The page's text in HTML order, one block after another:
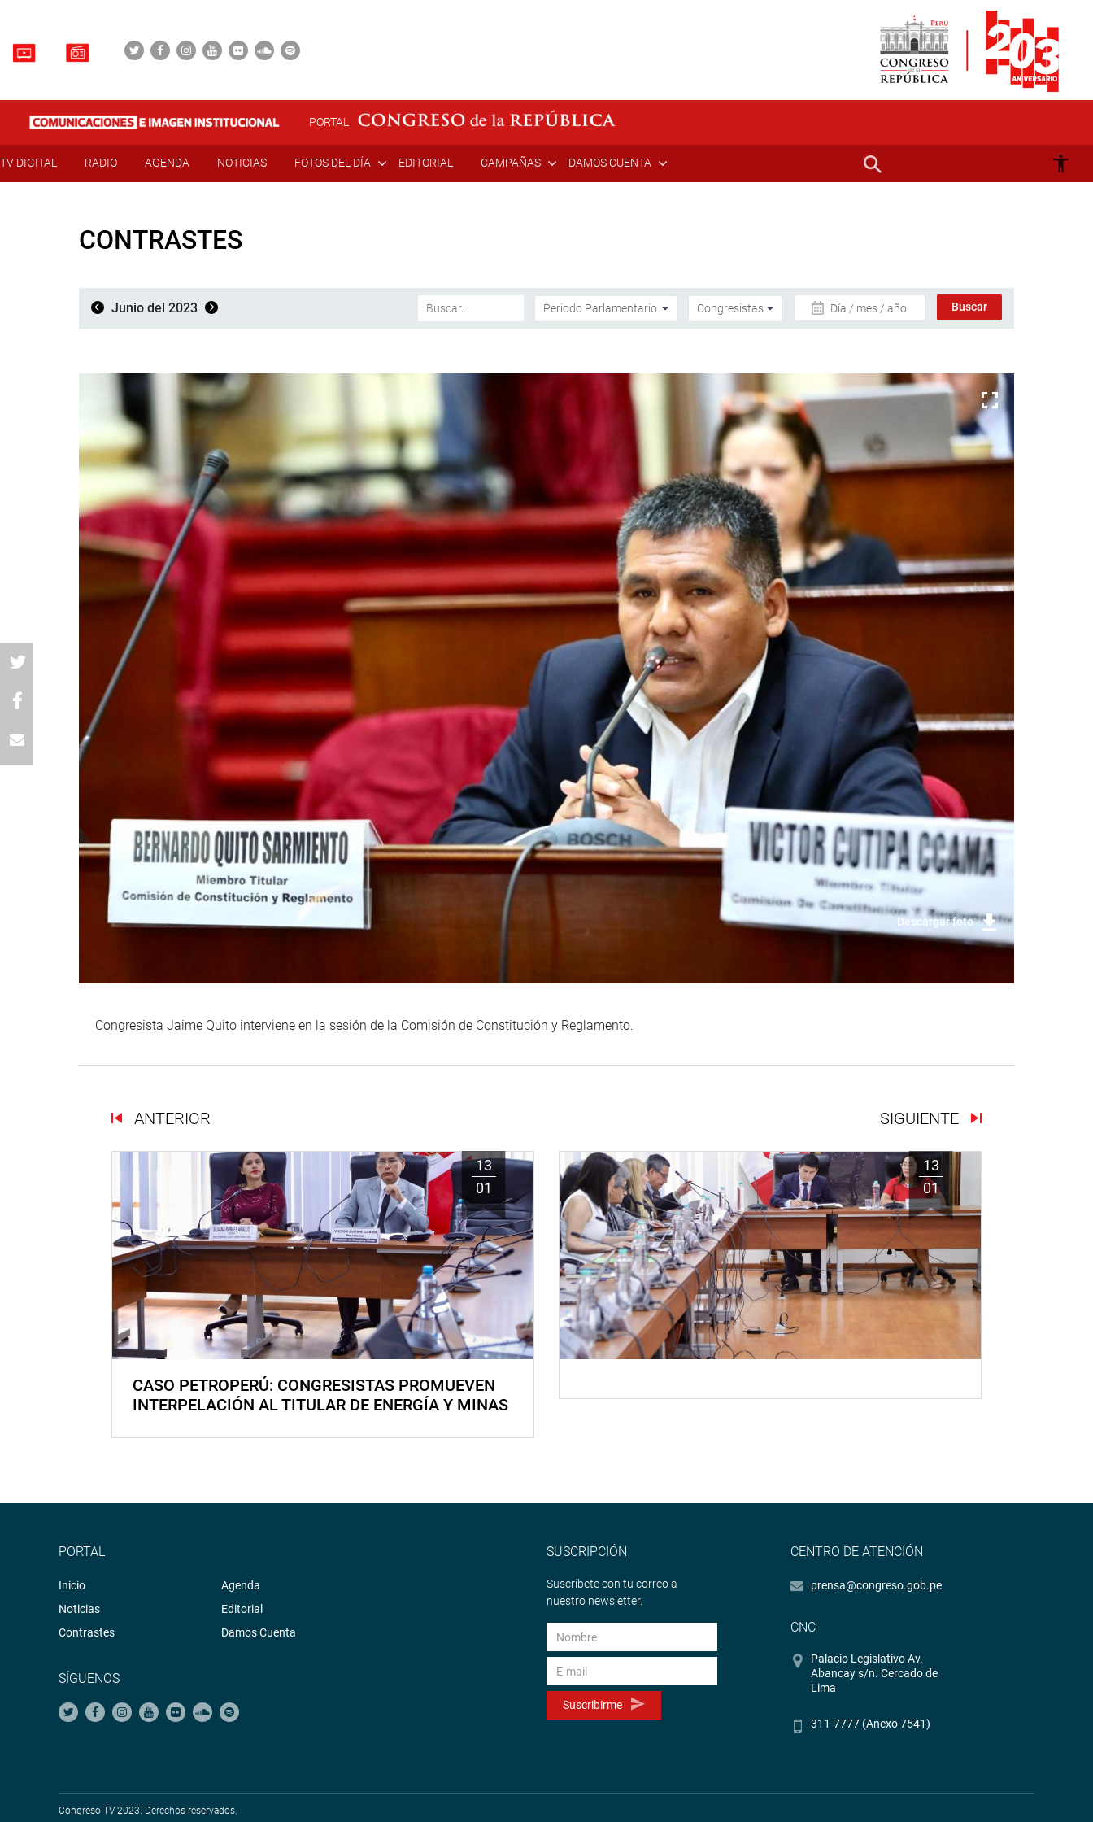
PORTAL
TV DIGITAL RADIO AGENDA NOTICIAS FOTOS DEL DÍA EDITORIAL CAMPAÑAS DAMOS CUENTA
CONTRASTES
Junio del 2023 Día / mes / año
Descargar foto
Congresista Jaime Quito interviene en la sesión de la Comisión de Constitución y Reglamento.
ANTERIOR SIGUIENTE
13
01
CASO PETROPERÚ: CONGRESISTAS PROMUEVEN
INTERPELACIÓN AL TITULAR DE ENERGÍA Y MINAS
13
01
PORTAL
Inicio
Noticias
Contrastes
Agenda
Editorial
Damos Cuenta
SÍGUENOS
SUSCRIPCIÓN
Suscríbete con tu correo a
nuestro newsletter.
Suscribirme
CENTRO DE ATENCIÓN
prensa@congreso.gob.pe
CNC
Palacio Legislativo Av.
Abancay s/n. Cercado de
Lima
311-7777 (Anexo 7541)
Congreso TV 2023. Derechos reservados.